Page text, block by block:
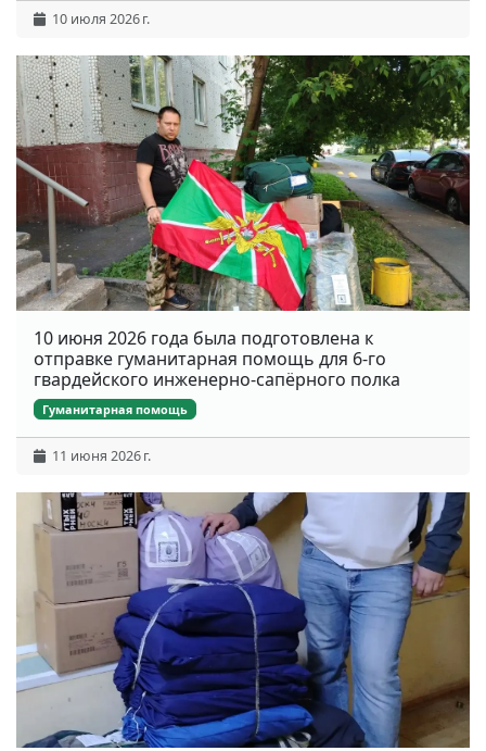
10 июля 2026 г.
10 июня 2026 года была подготовлена к
отправке гуманитарная помощь для 6-го
гвардейского инженерно-сапёрного полка
Гуманитарная помощь
11 июня 2026 г.